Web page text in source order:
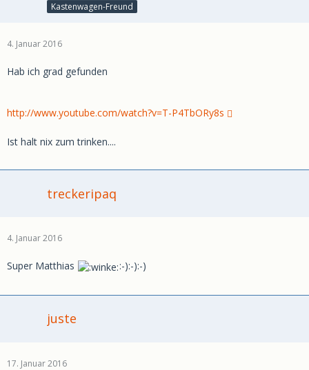
Kastenwagen-Freund
4. Januar 2016
Hab ich grad gefunden
http://www.youtube.com/watch?v=T-P4TbORy8s
Ist halt nix zum trinken....
treckeripaq
4. Januar 2016
Super Matthias :-):-):-)
juste
17. Januar 2016